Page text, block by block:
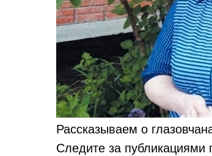
Рассказываем о
Следите за публикациями